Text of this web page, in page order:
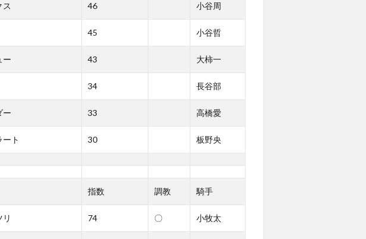
ス 46 小谷周
45 小谷哲
ー 43 大柿一
34 長谷部
ー 33 高橋愛
ト 30 板野央
指数 調教 騎手
リ 74 〇 小牧太